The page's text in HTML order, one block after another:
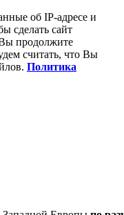
об IP-адресе и
сделать сайт
продолжите
считать, что Вы
Политика